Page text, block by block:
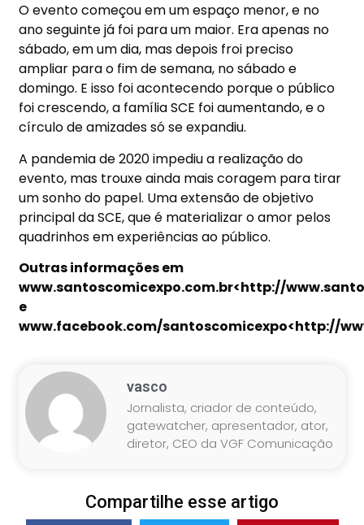
O evento começou em um espaço menor, e no
ano seguinte já foi para um maior. Era apenas no
sábado, em um dia, mas depois froi preciso
ampliar para o fim de semana, no sábado e
domingo. E isso foi acontecendo porque o público
foi crescendo, a família SCE foi aumentando, e o
círculo de amizades só se expandiu.
A pandemia de 2020 impediu a realização do
evento, mas trouxe ainda mais coragem para tirar
um sonho do papel. Uma extensão de objetivo
principal da SCE, que é materializar o amor pelos
quadrinhos em experiências ao público.
Outras informações em
www.santoscomicexpo.com.br<http://
e
www.facebook.com/santoscomicexpo<http://
vasco
Jornalista, criador de conteúdo,
gatewatcher, apresentador, ator,
diretor, CEO da VGF Comunicação
Compartilhe esse artigo